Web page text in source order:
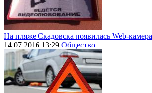
На пляже Скадовска появилась Web-камера
14.07.2016 13:29 Общество